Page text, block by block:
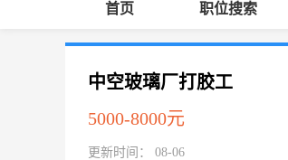
首页 职位搜索
中空玻璃厂打胶工
5000-8000元
更新时间： 08-06